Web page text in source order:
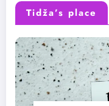
Tidža’s place